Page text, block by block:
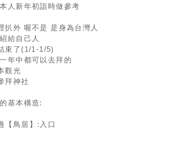
人新年初詣時做參考
扒外 喔不是 是身為台灣人
給自己人
束了(1/1-1/5)
年中都可以去拜的
觀光
拜神社
基本構造:
【鳥居】:入口